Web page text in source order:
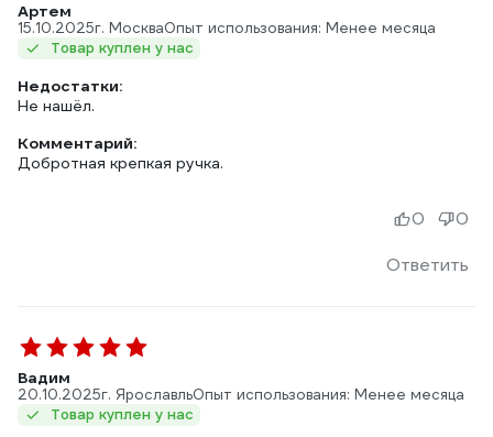
Артем
15.10.2025г. МоскваОпыт использования: Менее месяца
Товар куплен у нас
Недостатки:
Не нашёл.
Комментарий:
Добротная крепкая ручка.
Ответить
0 0
Вадим
20.10.2025г. ЯрославльОпыт использования: Менее месяца
Товар куплен у нас